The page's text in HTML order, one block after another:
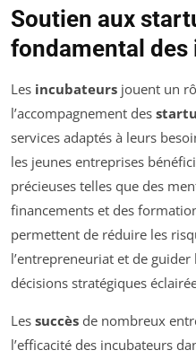
Soutien aux
fondamental
Les incubateurs jouent un
l’accompagnement des
services adaptés à leurs
les jeunes entreprises
précieuses telles que des
financements et des
permettent de réduire les
l’entrepreneuriat et de
décisions stratégiques
Les succès de nombreux
l’efficacité des incubateurs